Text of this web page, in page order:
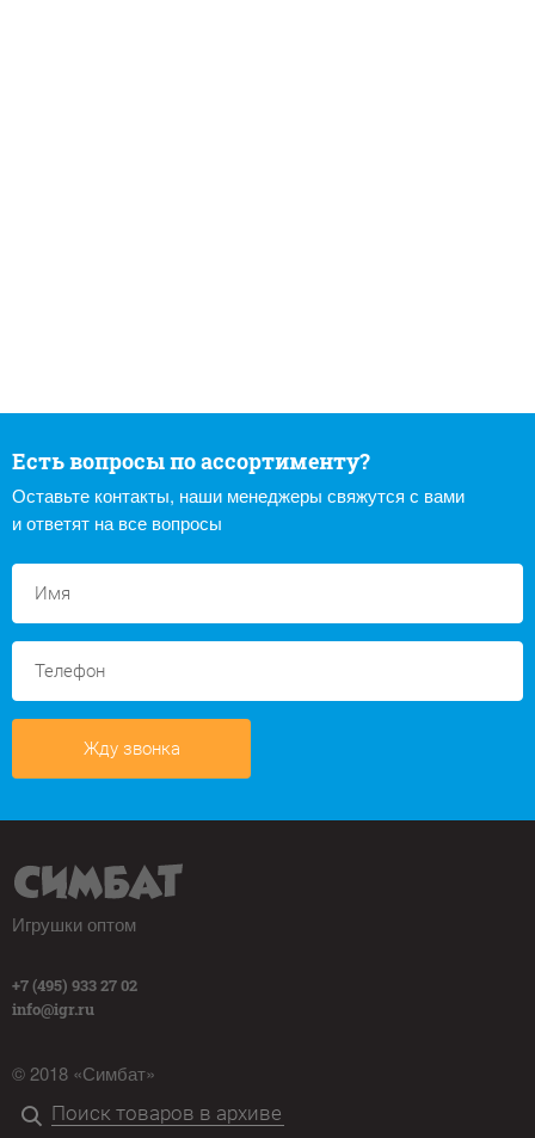
Есть вопросы по ассортименту?
Оставьте контакты, наши менеджеры свяжутся с вами
и ответят на все вопросы
Жду звонка
Игрушки оптом
+7 (495) 933 27 02
info@igr.ru
© 2018 «Симбат»